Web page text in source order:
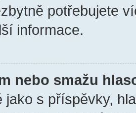
potřebujete
informace.
nebo smažu
jako s příspěvky,